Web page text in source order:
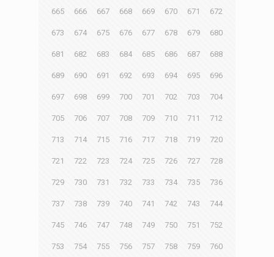
665 666 667 668 669 670 671 672
673 674 675 676 677 678 679 680
681 682 683 684 685 686 687 688
689 690 691 692 693 694 695 696
697 698 699 700 701 702 703 704
705 706 707 708 709 710 711 712
713 714 715 716 717 718 719 720
721 722 723 724 725 726 727 728
729 730 731 732 733 734 735 736
737 738 739 740 741 742 743 744
745 746 747 748 749 750 751 752
753 754 755 756 757 758 759 760